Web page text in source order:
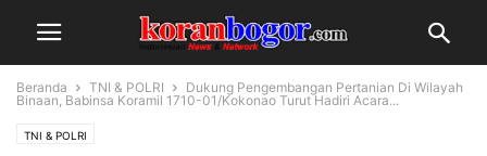
Beranda TNI & POLRI
Dukung Pengembangan Pertanian Di Wilayah
Binaan, Babinsa Koramil 1710-01/Kokonao Turut Hadiri Acara...
TNI & POLRI